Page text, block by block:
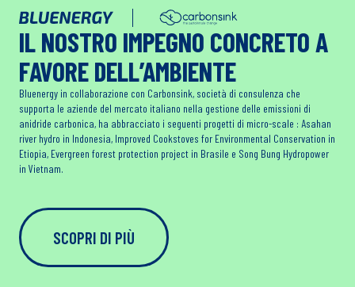
IL NOSTRO IMPEGNO CONCRETO A
FAVORE DELL’AMBIENTE
Bluenergy in collaborazione con Carbonsink, società di consulenza che
supporta le aziende del mercato italiano nella gestione delle emissioni di
anidride carbonica, ha abbracciato i seguenti progetti di micro-scale : Asahan
river hydro in Indonesia, Improved Cookstoves for Environmental Conservation in
Etiopia, Evergreen forest protection project in Brasile e Song Bung Hydropower
in Vietnam.
SCOPRI DI PIÙ